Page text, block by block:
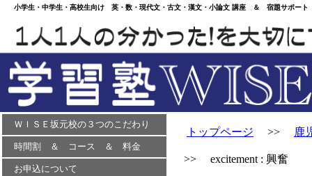
小学生・中学生・高校生向け 英・数・現代文・古文・漢文・小論文 講座 ＆ 宿題サポー
ＷＩＳＥ坂元校の３つのこだわり
時間割 ＆ コース ＆ 料金
お申込について
トップページ >> 鹿
>> excitement : 興奮